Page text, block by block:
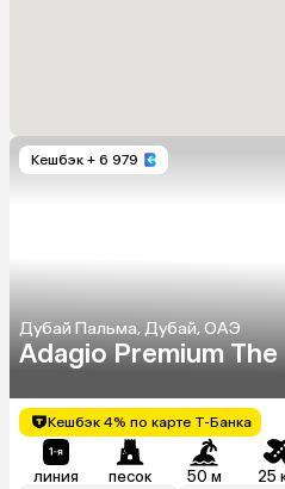
Кешбэк + 6 979
Дубай Пальма, Дубай, ОАЭ
Adagio Premium The
Кешбэк 4% по карте Т-Банка
линия песок 50 м 25